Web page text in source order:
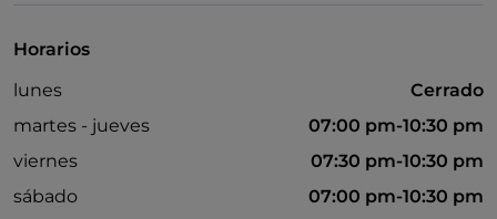
Horarios
lunes
Cerrado
martes - jueves
07:00 pm-10:30 pm
viernes
07:30 pm-10:30 pm
sábado
07:00 pm-10:30 pm